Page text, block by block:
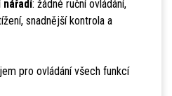
: žádné ruční ovládání,
snadnější kontrola a
pro ovládání všech funkcí